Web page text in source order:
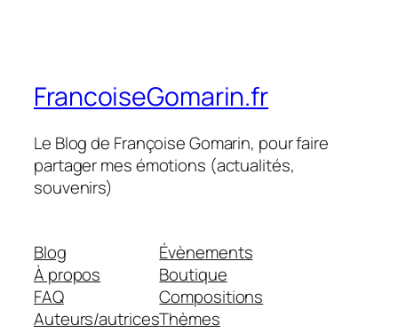
FrancoiseGomarin.fr
Le Blog de Françoise Gomarin, pour faire
partager mes émotions (actualités,
souvenirs)
Blog
À propos
FAQ
Auteurs/autrices
Évènements
Boutique
Compositions
Thèmes